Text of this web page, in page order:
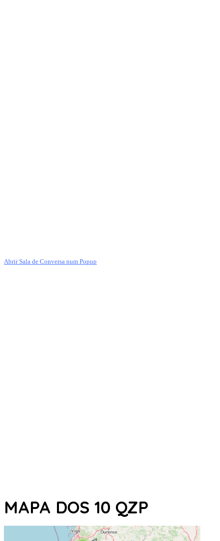
Abrir Sala de Conversa num Popup
MAPA DOS 10 QZP